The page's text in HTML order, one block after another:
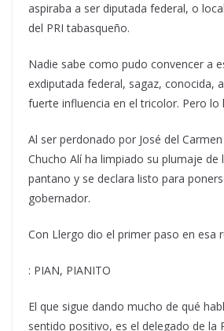
aspiraba a ser diputada federal, o
del PRI tabasqueño.
Nadie sabe como pudo convencer a
exdiputada federal, sagaz, conocida,
fuerte influencia en el tricolor. Pero lo
Al ser perdonado por José del
Chucho Alí ha limpiado su plumaje
pantano y se declara listo para
gobernador.
Con Llergo dio el primer paso en esa
: PIAN, PIANITO
El que sigue dando mucho de qué
sentido positivo, es el delegado de la